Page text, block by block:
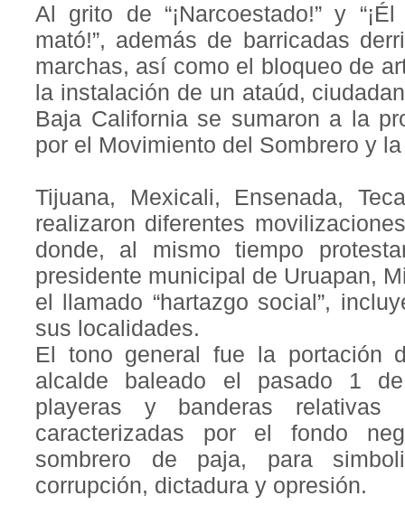
Al grito de “¡Narcoestado!” y
mató!”, además de barricadas
marchas, así como el bloqueo de
la instalación de un ataúd,
Baja California se sumaron a la
por el Movimiento del Sombrero y
Tijuana, Mexicali, Ensenada,
realizaron diferentes
donde, al mismo tiempo
presidente municipal de Uruapan,
el llamado “hartazgo social”,
sus localidades.
El tono general fue la portación
alcalde baleado el pasado 1
playeras y banderas relativas
caracterizadas por el fondo
sombrero de paja, para
corrupción, dictadura y opresión.